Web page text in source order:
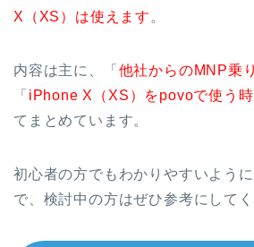
X（XS）は使えます 。
内容は主に、「 他社からのMNP乗
「 iPhone X（XS）をpovoで使う
てまとめています。
初心者の方でもわかりやすいよう
で、検討中の方はぜひ参考にしてく